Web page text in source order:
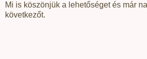
Mi is köszönjük a lehetőséget és már
következőt.